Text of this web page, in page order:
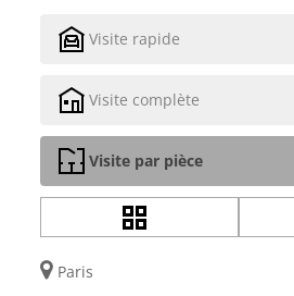
Visite rapide
Visite complète
Visite par pièce
Paris